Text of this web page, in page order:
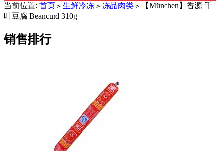
当前位置: 首页 > 生鲜冷冻 > 冻品肉类 > 【München】香源 千
叶豆腐 Beancurd 310g
销售排行